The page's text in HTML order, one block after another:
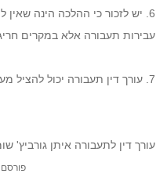
6. יש לזכור כי ההלכה הינה
עבירות תעבורה אלא במקרים
7. עורך דין תעבורה יכול להציל מעונשי מעצר ומפסילות ממשוכות.
עורך דין לתעבורה איתן גורביץ'